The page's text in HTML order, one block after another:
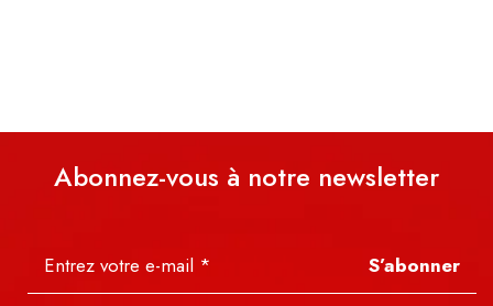
Abonnez-vous à notre newsletter
S’abonner